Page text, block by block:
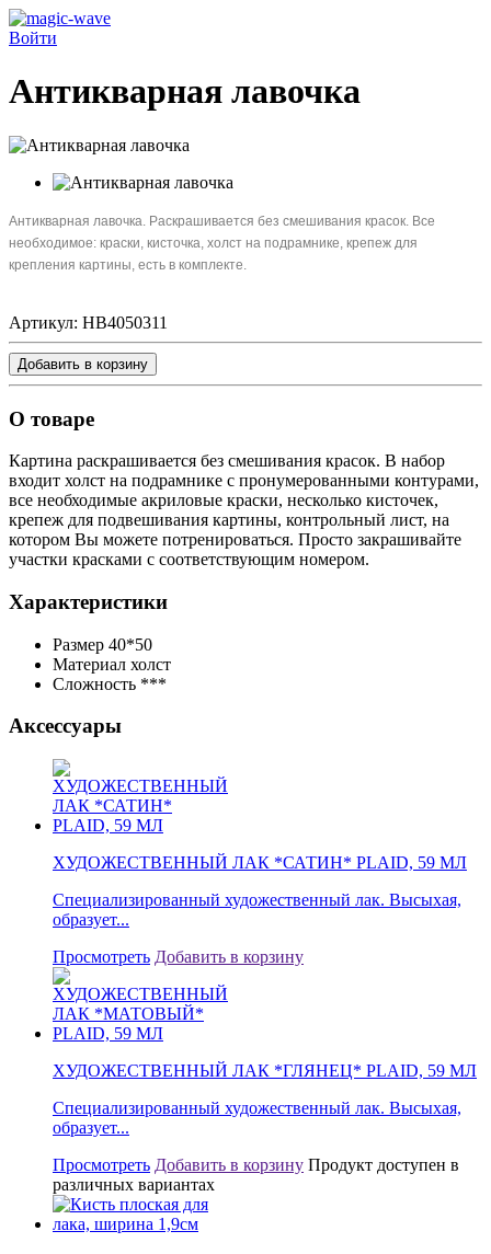
Войти
Антикварная лавочка
Антикварная лавочка. Раскрашивается без смешивания красок. Все
необходимое: краски, кисточка, холст на подрамнике, крепеж для
крепления картины, есть в комплекте.
Артикул: HB4050311
Добавить в корзину
О товаре
Картина раскрашивается без смешивания красок. В набор
входит холст на подрамнике с пронумерованными контурами,
все необходимые акриловые краски, несколько кисточек,
крепеж для подвешивания картины, контрольный лист, на
котором Вы можете потренироваться. Просто закрашивайте
участки красками с соответствующим номером.
Характеристики
Размер 40*50
Материал холст
Сложность ***
Аксессуары
ХУДОЖЕСТВЕННЫЙ ЛАК *САТИН* PLAID, 59 МЛ
Специализированный художественный лак. Высыхая,
образует...
Просмотреть Добавить в корзину
ХУДОЖЕСТВЕННЫЙ ЛАК *ГЛЯНЕЦ* PLAID, 59 МЛ
Специализированный художественный лак. Высыхая,
образует...
Просмотреть Добавить в корзину Продукт доступен в
различных вариантах